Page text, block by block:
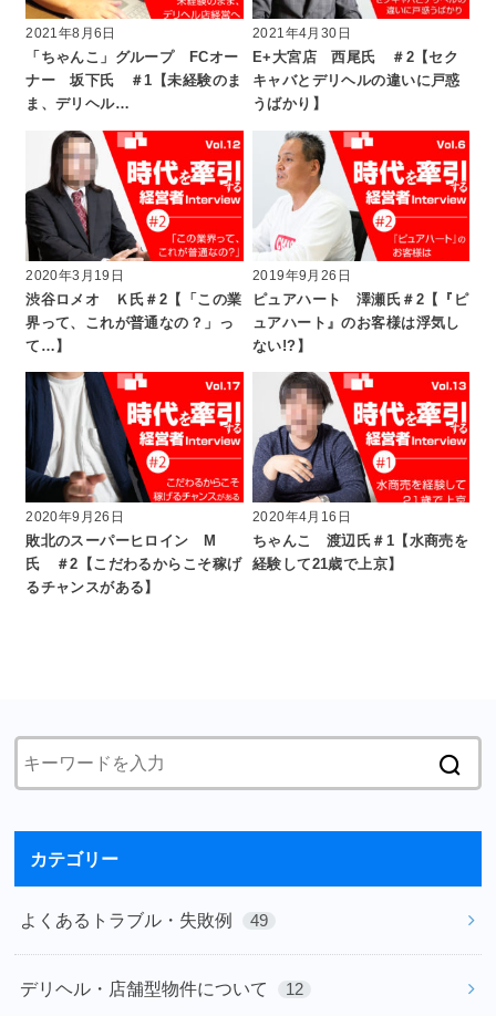
2021年8月6日
「ちゃんこ」グループ FCオー
ナー 坂下氏 ＃1【未経験のま
ま、デリヘル…
2021年4月30日
E+大宮店 西尾氏 ＃2【セク
キャバとデリヘルの違いに戸惑
うばかり】
2020年3月19日
渋谷ロメオ Ｋ氏＃2【「この業
界って、これが普通なの？」っ
て…】
2019年9月26日
ピュアハート 澤瀬氏＃2【『ピ
ュアハート』のお客様は浮気し
ない!?】
2020年9月26日
敗北のスーパーヒロイン M
氏 ＃2【こだわるからこそ稼げ
るチャンスがある】
2020年4月16日
ちゃんこ 渡辺氏＃1【水商売を
経験して21歳で上京】
カテゴリー
よくあるトラブル・失敗例 49
デリヘル・店舗型物件について 12